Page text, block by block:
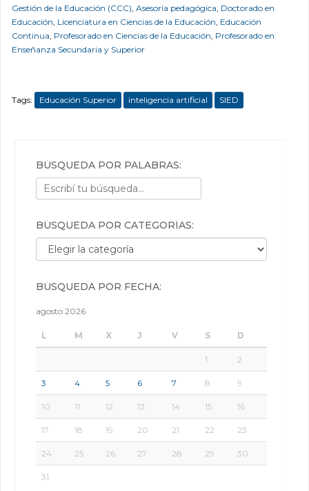
Gestión de la Educación (CCC), Asesoría pedagógica, Doctorado en
Educación, Licenciatura en Ciencias de la Educación, Educación
Continua, Profesorado en Ciencias de la Educación, Profesorado en
Enseñanza Secundaria y Superior
Tags: Educación Superior inteligencia artificial SIED
BÚSQUEDA POR PALABRAS:
BÚSQUEDA POR CATEGORÍAS:
Búsqueda por categorías:
BÚSQUEDA POR FECHA:
agosto 2026
L M X J V S D
1 2
3 4 5 6 7 8 9
10 11 12 13 14 15 16
17 18 19 20 21 22 23
24 25 26 27 28 29 30
31